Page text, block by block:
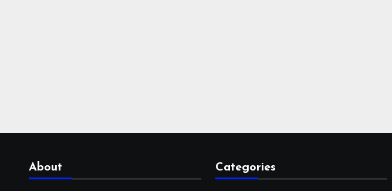
About Categories